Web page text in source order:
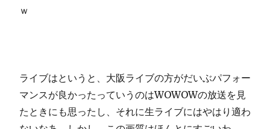
ｗ
ライブはというと、大阪ライブの方がだいぶパフォー
マンスが良かったっていうのはWOWOWの放送を見
たときにも思ったし、それに生ライブにはやはり適わ